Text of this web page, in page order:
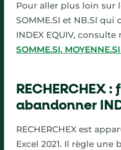
Pour aller plus loin sur
SOMME.SI et NB.SI
INDEX EQUIV,
SOMME.SI,
RECHERCHEX
abandonner
RECHERCHEX est
Excel 2021. Il règle une